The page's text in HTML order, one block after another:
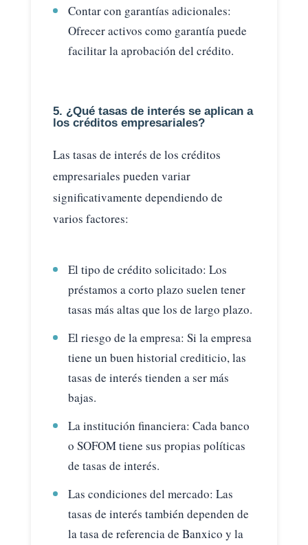
Contar con garantías adicionales:
Ofrecer activos como garantía puede
facilitar la aprobación del crédito.
5. ¿Qué tasas de interés se aplican a
los créditos empresariales?
Las tasas de interés de los créditos
empresariales pueden variar
significativamente dependiendo de
varios factores:
El tipo de crédito solicitado: Los
préstamos a corto plazo suelen tener
tasas más altas que los de largo plazo.
El riesgo de la empresa: Si la empresa
tiene un buen historial crediticio, las
tasas de interés tienden a ser más
bajas.
La institución financiera: Cada banco
o SOFOM tiene sus propias políticas
de tasas de interés.
Las condiciones del mercado: Las
tasas de interés también dependen de
la tasa de referencia de Banxico y la